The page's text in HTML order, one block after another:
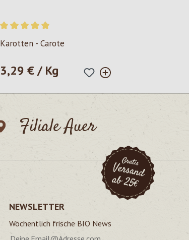
Durchschnittliche Bewertung von 5 von 5 Sternen
Karotten - Carote
Regulärer Preis:
3,29 € / Kg
Filiale Auer
NEWSLETTER
Wöchentlich frische BIO News